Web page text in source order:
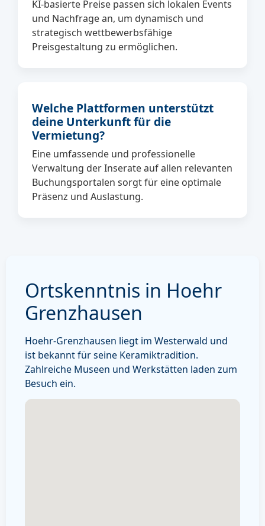
KI-basierte Preise passen sich lokalen Events
und Nachfrage an, um dynamisch und
strategisch wettbewerbsfähige
Preisgestaltung zu ermöglichen.
Welche Plattformen unterstützt
deine Unterkunft für die
Vermietung?
Eine umfassende und professionelle
Verwaltung der Inserate auf allen relevanten
Buchungsportalen sorgt für eine optimale
Präsenz und Auslastung.
Ortskenntnis in Hoehr
Grenzhausen
Hoehr-Grenzhausen liegt im Westerwald und
ist bekannt für seine Keramiktradition.
Zahlreiche Museen und Werkstätten laden zum
Besuch ein.